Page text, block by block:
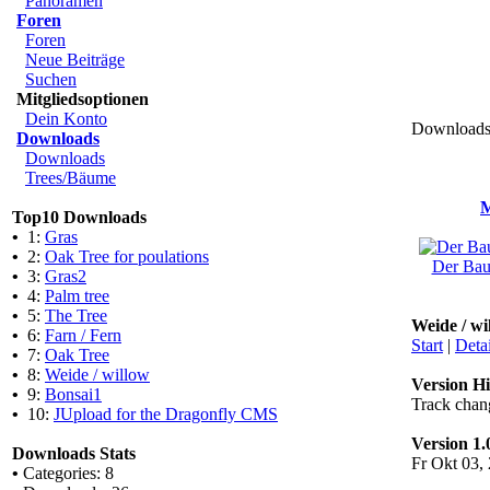
Foren
Foren
Neue Beiträge
Suchen
Mitgliedsoptionen
Dein Konto
Downloads
Downloads
Trees/Bäume
Top10 Downloads
• 1: Gras
• 2: Oak Tree for poulations
• 3: Gras2
• 4: Palm tree
• 5: The Tree
• 6: Farn / Fern
• 7: Oak Tree
• 8: Weide / willow
• 9: Bonsai1
• 10: JUpload for the Dragonfly CMS
Downloads Stats
• Categories: 8
Der
Weide /
Start |
Version
Track
Version
Fr Okt 03,